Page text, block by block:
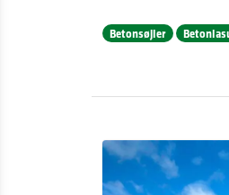
Betonsøjler